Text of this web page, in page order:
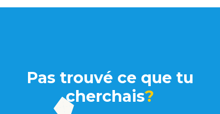
Pas trouvé ce que tu
cherchais?